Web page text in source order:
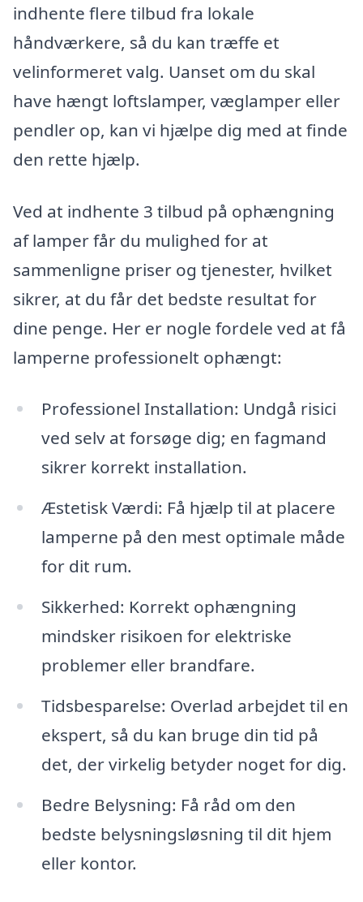
indhente flere tilbud fra lokale
håndværkere, så du kan træffe et
velinformeret valg. Uanset om du skal
have hængt loftslamper, væglamper eller
pendler op, kan vi hjælpe dig med at finde
den rette hjælp.
Ved at indhente 3 tilbud på ophængning
af lamper får du mulighed for at
sammenligne priser og tjenester, hvilket
sikrer, at du får det bedste resultat for
dine penge. Her er nogle fordele ved at få
lamperne professionelt ophængt:
Professionel Installation: Undgå risici
ved selv at forsøge dig; en fagmand
sikrer korrekt installation.
Æstetisk Værdi: Få hjælp til at placere
lamperne på den mest optimale måde
for dit rum.
Sikkerhed: Korrekt ophængning
mindsker risikoen for elektriske
problemer eller brandfare.
Tidsbesparelse: Overlad arbejdet til en
ekspert, så du kan bruge din tid på
det, der virkelig betyder noget for dig.
Bedre Belysning: Få råd om den
bedste belysningsløsning til dit hjem
eller kontor.